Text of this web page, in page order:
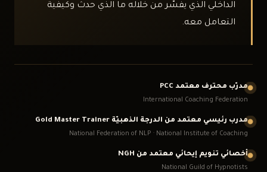
الداخلي الذي يفسّر من خلاله ما الذي حدث وكيفية
التعامل معه.
مدرّب محترف معتمد PCC
International Coaching Federation
مدرب رئيسي معتمد من الدرجة الذهبيّة Gold Master Trainer
National Federation of NLP · National Institute of Coaching
أخصائي تنويم إيحائي معتمد من NGH
National Guild of Hypnotists